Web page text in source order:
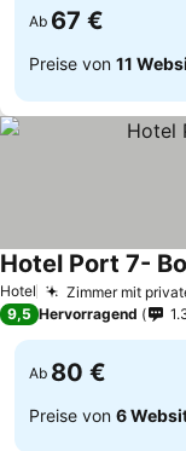
Ab 67 €
Preise von 11
Hotel Zimmer mit
Hotel Port 7-
9,5 Hervorragend
Ab 80 €
Preise von 6